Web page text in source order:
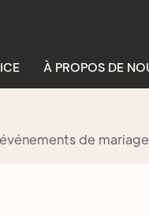
À PROPOS DE
de